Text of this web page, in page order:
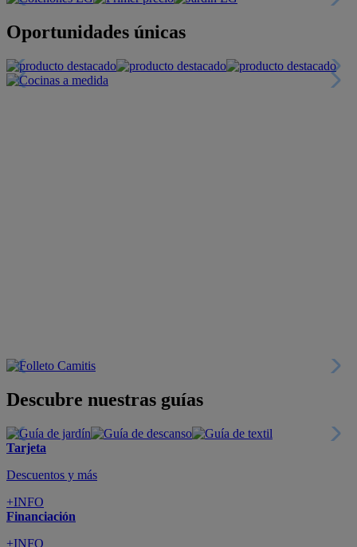
Oportunidades únicas
Descubre nuestras guías
Tarjeta
Descuentos y más
+INFO
Financiación
+INFO